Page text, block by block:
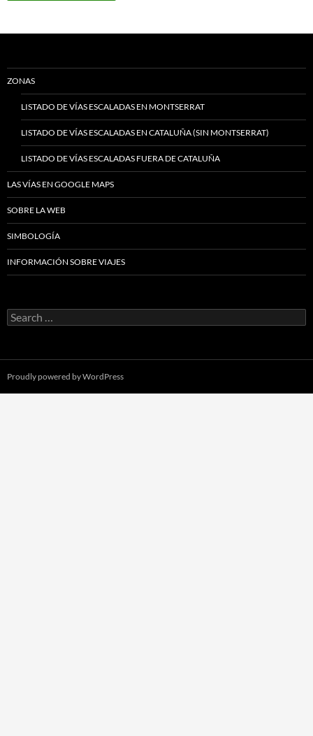
ZONAS
LISTADO DE VÍAS ESCALADAS EN MONTSERRAT
LISTADO DE VÍAS ESCALADAS EN CATALUÑA (SIN MONTSERRAT)
LISTADO DE VÍAS ESCALADAS FUERA DE CATALUÑA
LAS VÍAS EN GOOGLE MAPS
SOBRE LA WEB
SIMBOLOGÍA
INFORMACIÓN SOBRE VIAJES
Search
for:
Proudly powered by WordPress